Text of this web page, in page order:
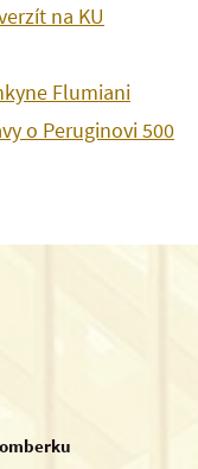
na KU
Flumiani
o Peruginovi 500